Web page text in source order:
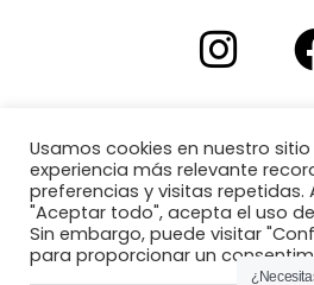
Usamos cookies en nuestro
experiencia más relevante
preferencias y visitas repetidas.
"Aceptar todo", acepta el uso de
Sin embargo, puede visitar
para proporcionar un